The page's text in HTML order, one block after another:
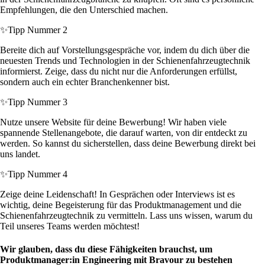
Empfehlungen, die den Unterschied machen.
✨Tipp Nummer 2
Bereite dich auf Vorstellungsgespräche vor, indem du dich über die
neuesten Trends und Technologien in der Schienenfahrzeugtechnik
informierst. Zeige, dass du nicht nur die Anforderungen erfüllst,
sondern auch ein echter Branchenkenner bist.
✨Tipp Nummer 3
Nutze unsere Website für deine Bewerbung! Wir haben viele
spannende Stellenangebote, die darauf warten, von dir entdeckt zu
werden. So kannst du sicherstellen, dass deine Bewerbung direkt bei
uns landet.
✨Tipp Nummer 4
Zeige deine Leidenschaft! In Gesprächen oder Interviews ist es
wichtig, deine Begeisterung für das Produktmanagement und die
Schienenfahrzeugtechnik zu vermitteln. Lass uns wissen, warum du
Teil unseres Teams werden möchtest!
Wir glauben, dass du diese Fähigkeiten brauchst, um
Produktmanager:in Engineering mit Bravour zu bestehen